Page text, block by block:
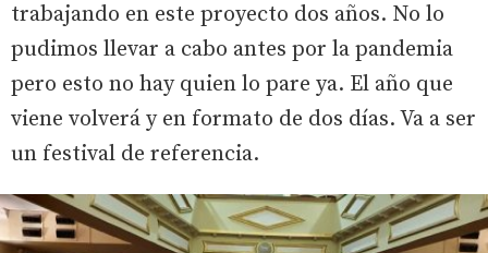
trabajando en este proyecto dos años. No lo
pudimos llevar a cabo antes por la pandemia
pero esto no hay quien lo pare ya. El año que
viene volverá y en formato de dos días. Va a ser
un festival de referencia.